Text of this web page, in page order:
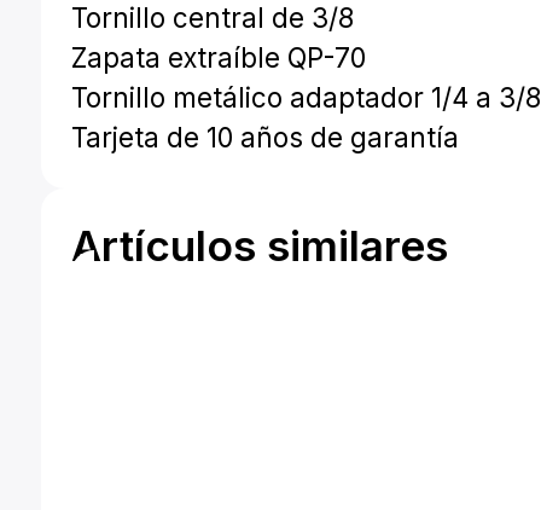
Tornillo central de 3/8
Zapata extraíble QP-70
Tornillo metálico adaptador 1/4 a 3/8
Tarjeta de 10 años de garantía
Artículos similares